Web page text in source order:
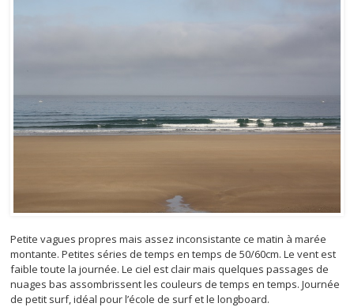
Petite vagues propres mais assez inconsistante ce matin à marée
montante. Petites séries de temps en temps de 50/60cm. Le vent est
faible toute la journée. Le ciel est clair mais quelques passages de
nuages bas assombrissent les couleurs de temps en temps. Journée
de petit surf, idéal pour l’école de surf et le longboard.